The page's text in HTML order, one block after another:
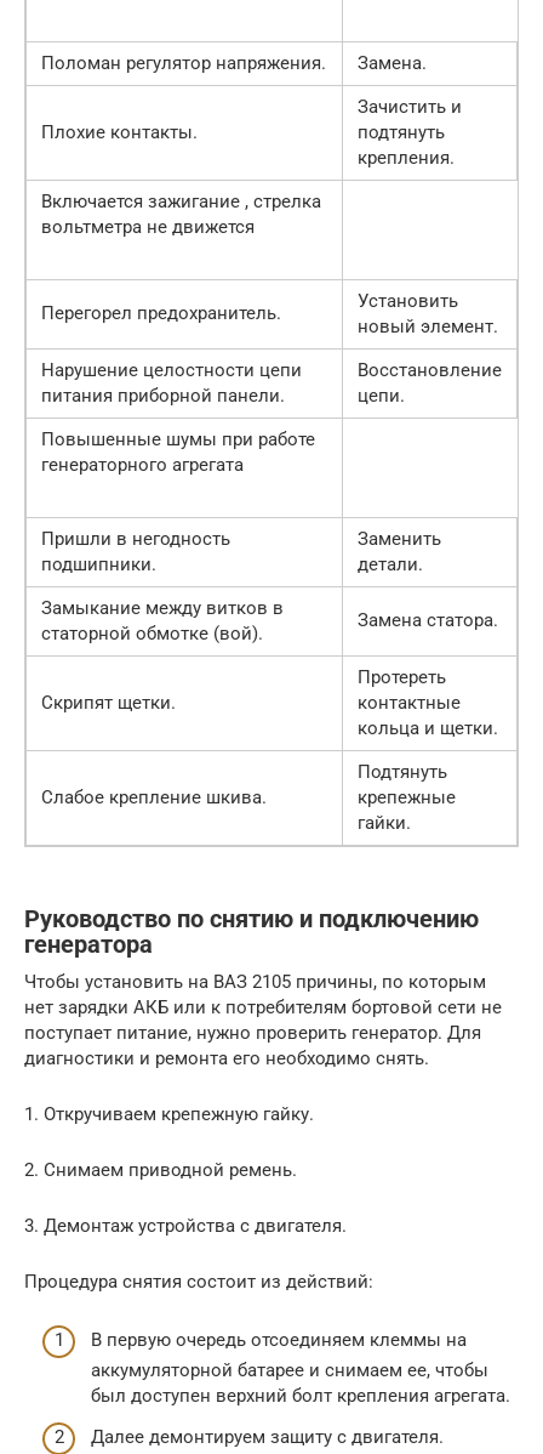
Поломан регулятор напряжения. Замена.
Плохие контакты.
Зачистить и
подтянуть
крепления.
Включается зажигание , стрелка
вольтметра не движется
Перегорел предохранитель.
Установить
новый элемент.
Нарушение целостности цепи
питания приборной панели.
Восстановление
цепи.
Повышенные шумы при работе
генераторного агрегата
Пришли в негодность
подшипники.
Заменить
детали.
Замыкание между витков в
статорной обмотке (вой).
Замена статора.
Скрипят щетки.
Протереть
контактные
кольца и щетки.
Слабое крепление шкива.
Подтянуть
крепежные
гайки.
Руководство по снятию и подключению
генератора
Чтобы установить на ВАЗ 2105 причины, по которым
нет зарядки АКБ или к потребителям бортовой сети не
поступает питание, нужно проверить генератор. Для
диагностики и ремонта его необходимо снять.
1. Откручиваем крепежную гайку.
2. Снимаем приводной ремень.
3. Демонтаж устройства с двигателя.
Процедура снятия состоит из действий:
В первую очередь отсоединяем клеммы на
аккумуляторной батарее и снимаем ее, чтобы
был доступен верхний болт крепления агрегата.
Далее демонтируем защиту с двигателя.